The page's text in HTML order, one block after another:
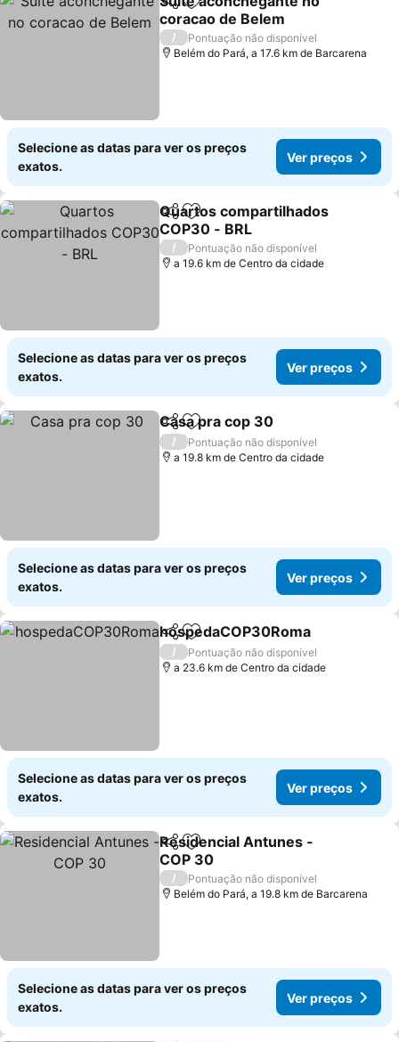
PartilharAdicionar aos favoritos
coracao de Belem
Ver preços
/
Pontuação não disponível
Belém do Pará, a 17.6 km de Barcarena
Selecione as datas para ver os preços
exatos.
Ver preços
PartilharAdicionar aos favoritos
Quartos compartilhados
COP30 - BRL
Ver preços
/
Pontuação não disponível
a 19.6 km de Centro da cidade
Selecione as datas para ver os preços
exatos.
Ver preços
PartilharAdicionar aos favoritos
Casa pra cop 30
/
Pontuação não disponível
a 19.8 km de Centro da cidade
Selecione as datas para ver os preços
exatos.
Ver preços
PartilharAdicionar aos favoritos
hospedaCOP30Roma
/
Pontuação não disponível
a 23.6 km de Centro da cidade
Selecione as datas para ver os preços
exatos.
Ver preços
PartilharAdicionar aos favoritos
Residencial Antunes -
COP 30
Ver preços
/
Pontuação não disponível
Belém do Pará, a 19.8 km de Barcarena
Selecione as datas para ver os preços
exatos.
Ver preços